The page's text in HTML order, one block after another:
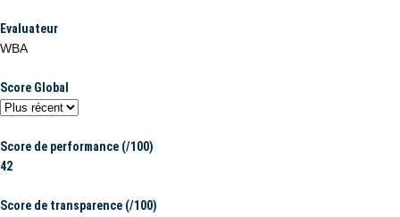
Evaluateur
WBA
Score Global
Score de performance (/100)
42
Score de transparence (/100)